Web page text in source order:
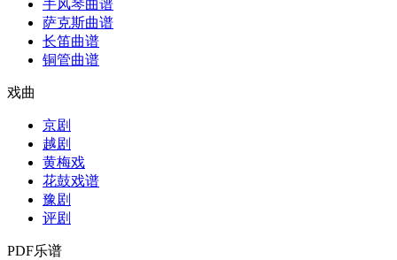
手风琴曲谱
萨克斯曲谱
长笛曲谱
铜管曲谱
戏曲
京剧
越剧
黄梅戏
花鼓戏谱
豫剧
评剧
PDF乐谱